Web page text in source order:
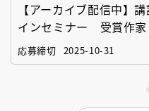
【アーカイブ配信中】
インセミナー 受賞作家
「絵本創作実践講座」
応募締切 2025-10-31